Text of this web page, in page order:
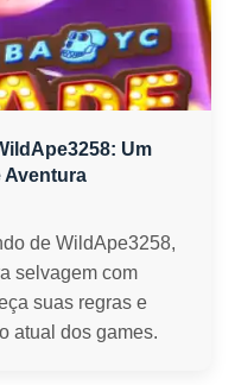
Um
Aventura
de WildApe3258,
selvagem com
suas regras e
atual dos games.